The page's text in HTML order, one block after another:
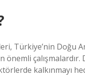
Türkiye’nin Doğu
önemli
kalkınmayı